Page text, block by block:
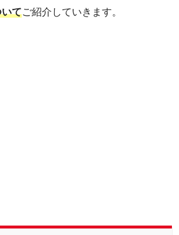
てご紹介していきます。